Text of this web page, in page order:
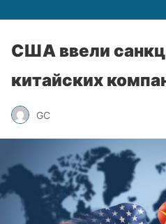
США ввели
китайских
GC